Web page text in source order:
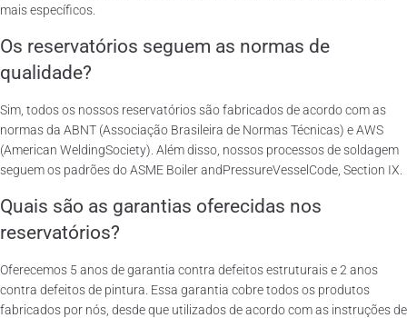
mais específicos.
Os reservatórios seguem as normas de
qualidade?
Sim, todos os nossos reservatórios são fabricados de acordo com as
normas da ABNT (Associação Brasileira de Normas Técnicas) e AWS
(American WeldingSociety). Além disso, nossos processos de soldagem
seguem os padrões do ASME Boiler andPressureVesselCode, Section IX.
Quais são as garantias oferecidas nos
reservatórios?
Oferecemos 5 anos de garantia contra defeitos estruturais e 2 anos
contra defeitos de pintura. Essa garantia cobre todos os produtos
fabricados por nós, desde que utilizados de acordo com as instruções de